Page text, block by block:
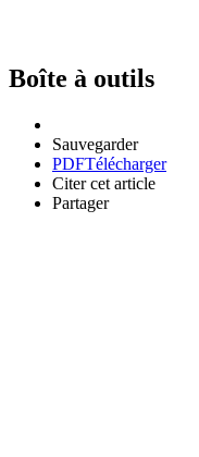
Boîte à outils
Sauvegarder
PDFTélécharger
Citer cet article
Partager